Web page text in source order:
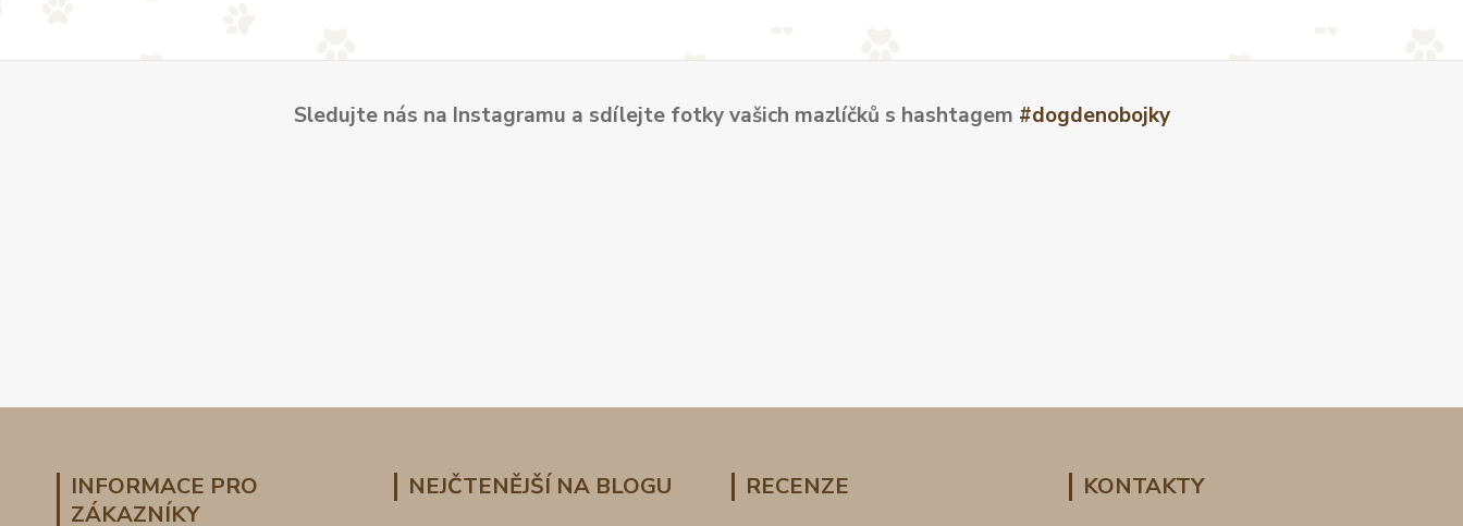
Sledujte nás na Instagramu a sdílejte fotky vašich mazlíčků s hashtagem #dogdenobojky
INFORMACE PRO
ZÁKAZNÍKY
NEJČTENĚJŠÍ NA BLOGU RECENZE KONTAKTY